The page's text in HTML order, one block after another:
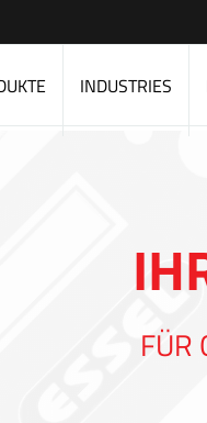
INDUSTRIES
FÜR